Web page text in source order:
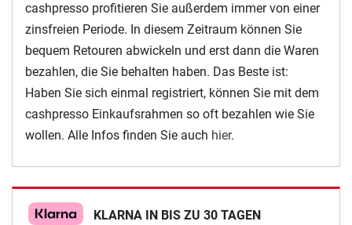
cashpresso profitieren Sie außerdem immer von einer
zinsfreien Periode. In diesem Zeitraum können Sie
bequem Retouren abwickeln und erst dann die Waren
bezahlen, die Sie behalten haben. Das Beste ist:
Haben Sie sich einmal registriert, können Sie mit dem
cashpresso Einkaufsrahmen so oft bezahlen wie Sie
wollen. Alle Infos finden Sie auch hier.
KLARNA IN BIS ZU 30 TAGEN